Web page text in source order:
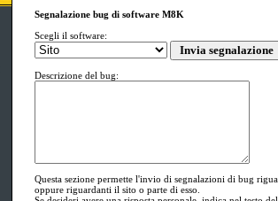
Segnalazione bug di software M8K
Scegli il software:
Descrizione del bug:
Questa sezione permette l'invio di segnalazioni di bug
oppure riguardanti il sito o parte di esso.